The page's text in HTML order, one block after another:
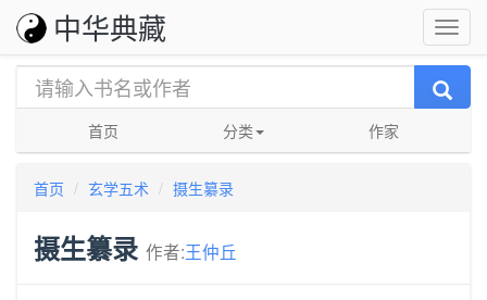
中华典藏
首页 分类 作家
首页 玄学五术 摄生纂录
摄生纂录 作者:王仲丘